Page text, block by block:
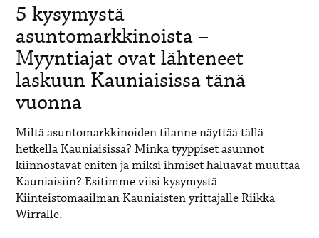
5 kysymystä
asuntomarkkinoista –
Myyntiajat ovat lähteneet
laskuun Kauniaisissa tänä
vuonna
Miltä asuntomarkkinoiden tilanne näyttää tällä
hetkellä Kauniaisissa? Minkä tyyppiset asunnot
kiinnostavat eniten ja miksi ihmiset haluavat muuttaa
Kauniaisiin? Esitimme viisi kysymystä
Kiinteistömaailman Kauniaisten yrittäjälle Riikka
Wirralle.